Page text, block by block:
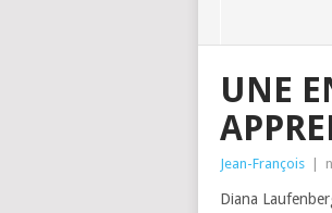
UNE
Jean-François
Diana